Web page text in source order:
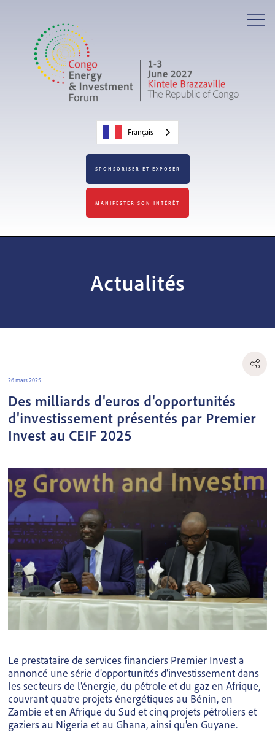
Français
SPONSORISER ET EXPOSER
MANIFESTER SON INTÉRÊT
Actualités
26 mars 2025
Des milliards d'euros d'opportunités
d'investissement présentés par Premier
Invest au CEIF 2025
Le prestataire de services financiers Premier Invest a
annoncé une série d'opportunités d'investissement dans
les secteurs de l'énergie, du pétrole et du gaz en Afrique,
couvrant quatre projets énergétiques au Bénin, en
Zambie et en Afrique du Sud et cinq projets pétroliers et
gaziers au Nigeria et au Ghana, ainsi qu'en Guyane.